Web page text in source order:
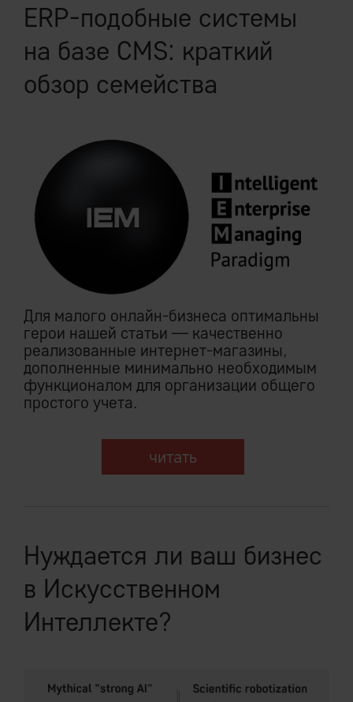
ERP-подобные системы
на базе CMS: краткий
обзор семейства
Для малого онлайн-бизнеса оптимальны
герои нашей статьи — качественно
реализованные интернет-магазины,
дополненные минимально необходимым
функционалом для организации общего
простого учета.
читать
Нуждается ли ваш бизнес
в Искусственном
Интеллекте?